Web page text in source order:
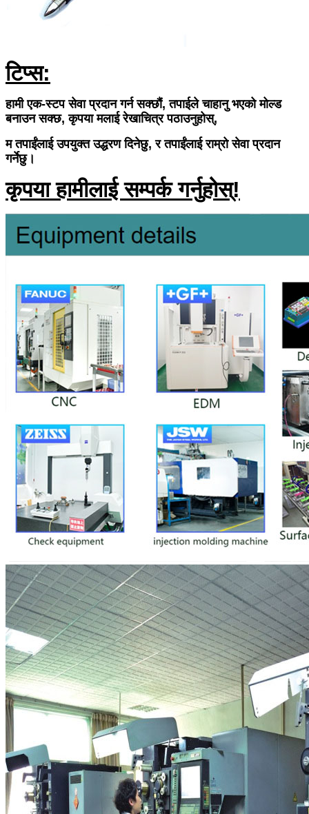
टिप्स:
हामी एक-स्टप सेवा प्रदान गर्न सक्छौं, तपाईले चाहानु भएको मोल्ड
बनाउन सक्छ, कृपया मलाई रेखाचित्र पठाउनुहोस्,
म तपाईंलाई उपयुक्त उद्धरण दिनेछु, र तपाईंलाई राम्रो सेवा प्रदान
गर्नेछु।
कृपया हामीलाई सम्पर्क गर्नुहोस्!